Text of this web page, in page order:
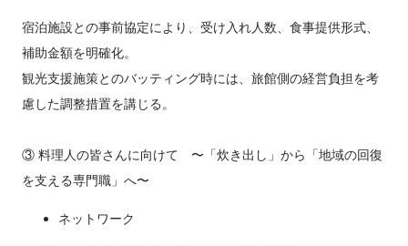
宿泊施設との事前協定により、受け入れ人数、食事提供形式、
補助金額を明確化。
観光支援施策とのバッティング時には、旅館側の経営負担を考
慮した調整措置を講じる。
③ 料理人の皆さんに向けて 〜「炊き出し」から「地域の回復
を支える専門職」へ〜
ネットワーク